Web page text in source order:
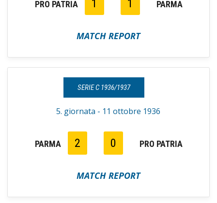
PRO PATRIA 1 1 PARMA
MATCH REPORT
SERIE C 1936/1937
5. giornata - 11 ottobre 1936
PARMA 2 0 PRO PATRIA
MATCH REPORT